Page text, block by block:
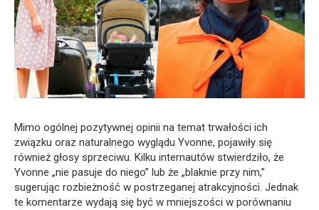
Mimo ogólnej pozytywnej opinii na temat trwałości ich
związku oraz naturalnego wyglądu Yvonne, pojawiły się
również głosy sprzeciwu. Kilku internautów stwierdziło, że
Yvonne „nie pasuje do niego” lub że „blaknie przy nim,”
sugerując rozbieżność w postrzeganej atrakcyjności. Jednak
te komentarze wydają się być w mniejszości w porównaniu